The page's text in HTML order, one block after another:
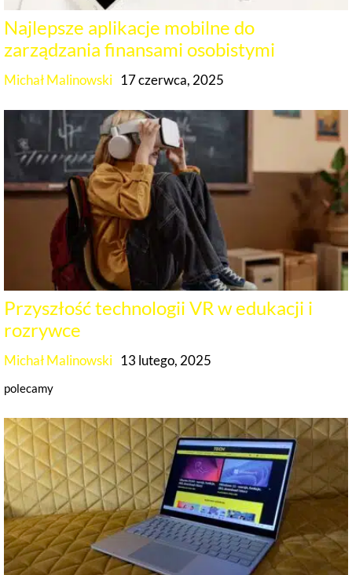
Najlepsze aplikacje mobilne do
zarządzania finansami osobistymi
Michał Malinowski 17 czerwca, 2025
Przyszłość technologii VR w edukacji i
rozrywce
Michał Malinowski 13 lutego, 2025
polecamy